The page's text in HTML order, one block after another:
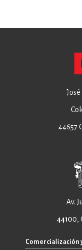
44657
Av.
44100,
Comercialización